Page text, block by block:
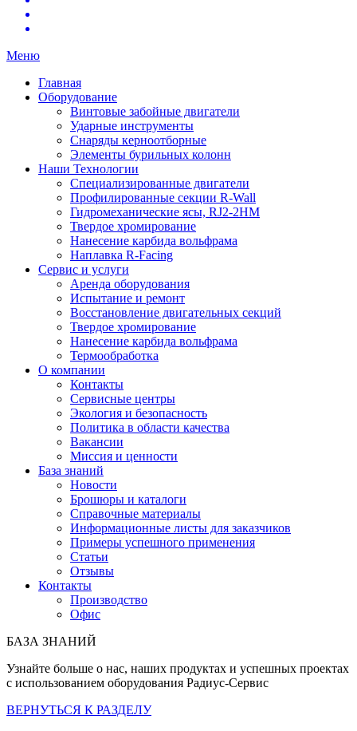
Меню
Главная
Оборудование
Винтовые забойные двигатели
Ударные инструменты
Снаряды керноотборные
Элементы бурильных колонн
Наши Технологии
Специализированные двигатели
Профилированные секции R-Wall
Гидромеханические ясы, RJ2-2HM
Твердое хромирование
Нанесение карбида вольфрама
Наплавка R-Facing
Сервис и услуги
Аренда оборудования
Испытание и ремонт
Восстановление двигательных секций
Твердое хромирование
Нанесение карбида вольфрама
Термообработка
О компании
Контакты
Сервисные центры
Экология и безопасность
Политика в области качества
Вакансии
Миссия и ценности
База знаний
Новости
Брошюры и каталоги
Справочные материалы
Информационные листы для заказчиков
Примеры успешного применения
Статьи
Отзывы
Контакты
Производство
Офис
БАЗА ЗНАНИЙ
Узнайте больше о нас, наших продуктах и успешных проектах
с использованием оборудования Радиус-Сервис
ВЕРНУТЬСЯ К РАЗДЕЛУ